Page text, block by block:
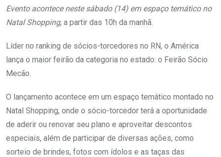
Evento acontece neste sábado (14) em espaço temático no
Natal Shopping, a partir das 10h da manhã.
Líder no ranking de sócios-torcedores no RN, o América
lança o maior feirão da categoria no estado: o Feirão Sócio
Mecão.
O lançamento acontece em um espaço temático montado no
Natal Shopping, onde o sócio-torcedor terá a oportunidade
de aderir ou renovar seu plano e aproveitar descontos
especiais, além de participar de diversas ações, como
sorteio de brindes, fotos com ídolos e as taças das